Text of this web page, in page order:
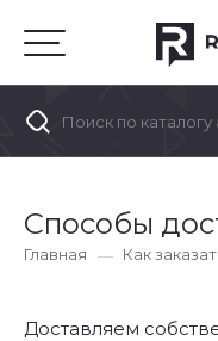
Поиск по каталогу
Способы
Главная Как
Доставляем